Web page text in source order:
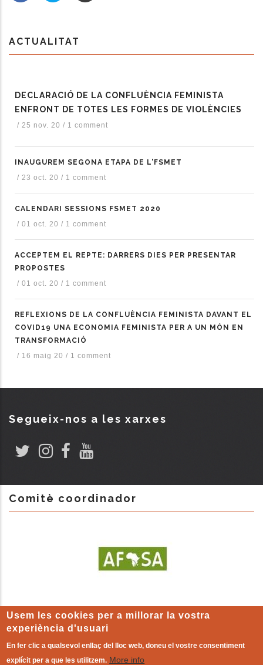
ACTUALITAT
DECLARACIÓ DE LA CONFLUÈNCIA FEMINISTA
ENFRONT DE TOTES LES FORMES DE VIOLÈNCIES
/ 25 nov. 20 / 1 comment
INAUGUREM SEGONA ETAPA DE L'FSMET
/ 23 oct. 20 / 1 comment
CALENDARI SESSIONS FSMET 2020
/ 01 oct. 20 / 1 comment
ACCEPTEM EL REPTE: DARRERS DIES PER PRESENTAR
PROPOSTES
/ 01 oct. 20 / 1 comment
REFLEXIONS DE LA CONFLUÈNCIA FEMINISTA DAVANT EL
COVID19 UNA ECONOMIA FEMINISTA PER A UN MÓN EN
TRANSFORMACIÓ
/ 16 maig 20 / 1 comment
Segueix-nos a les xarxes
Comitè coordinador
Usem les cookies per a millorar la vostra
experiència d'usuari
En fer clic a qualsevol enllaç del lloc web, doneu el vostre consentiment
explícit per a que les utilitzem. More info